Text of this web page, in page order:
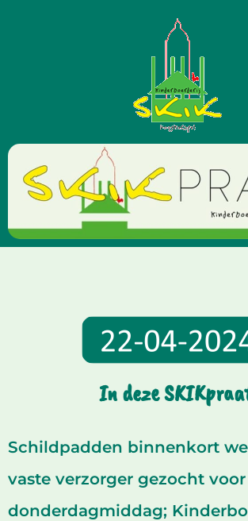
In deze
Schildpadden binnenkort
vaste verzorger gezocht
donderdagmiddag;